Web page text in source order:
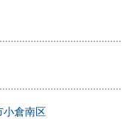
小倉南区